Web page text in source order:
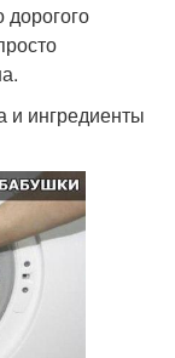
и ингредиенты